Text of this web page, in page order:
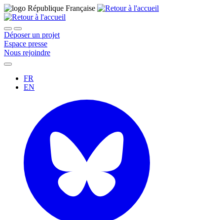
Déposer un projet
Espace presse
Nous rejoindre
FR
EN